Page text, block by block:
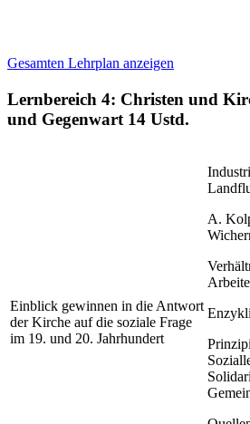
Gesamten Lehrplan anzeigen
Lernbereich 4: Christen und
und Gegenwart 14 Ustd.
Einblick gewinnen in die Antwort
der Kirche auf die soziale Frage
im 19. und 20. Jahrhundert
A.